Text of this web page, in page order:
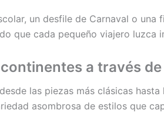
un desfile de Carnaval o
que cada pequeño viajero
a través
las piezas más clásicas
asombrosa de estilos que